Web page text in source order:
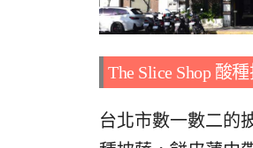
The Slice Shop 酸
台北市數一數二的